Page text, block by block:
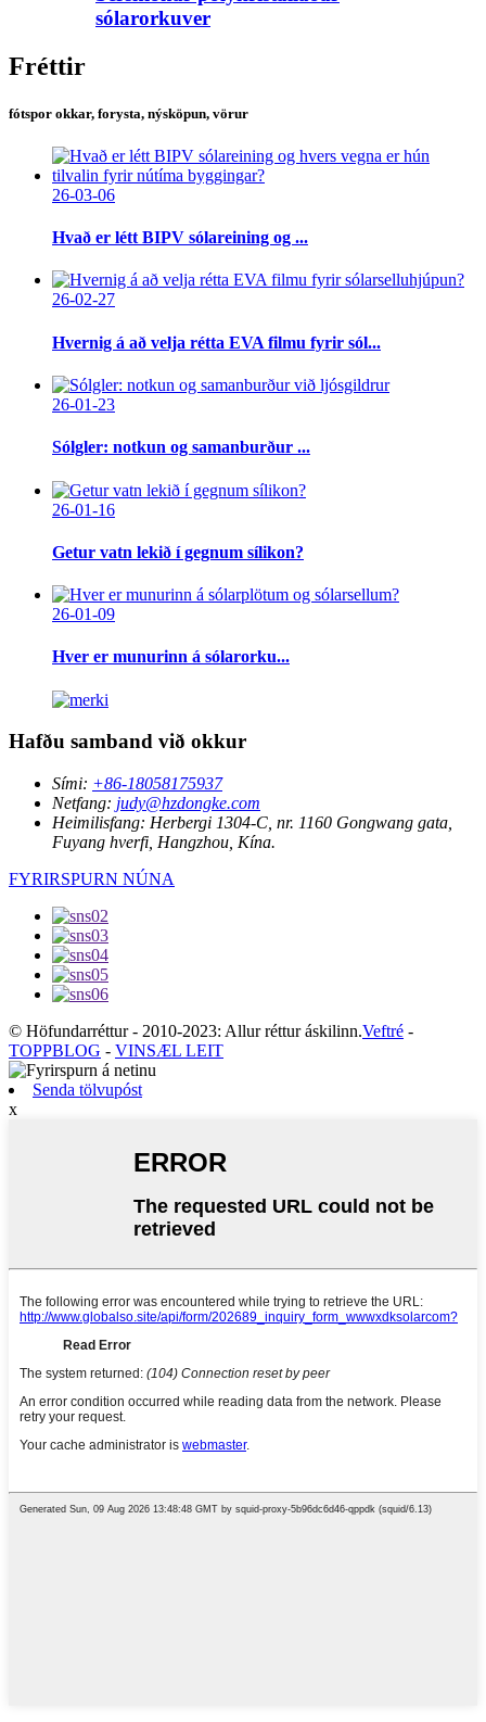
sólarorkuver
Fréttir
fótspor okkar, forysta, nýsköpun, vörur
26-03-06
Hvað er létt BIPV sólareining og ...
26-02-27
Hvernig á að velja rétta EVA filmu fyrir sól...
26-01-23
Sólgler: notkun og samanburður ...
26-01-16
Getur vatn lekið í gegnum sílikon?
26-01-09
Hver er munurinn á sólarorku...
Hafðu samband við okkur
Sími: +86-18058175937
Netfang: judy@hzdongke.com
Heimilisfang: Herbergi 1304-C, nr. 1160 Gongwang gata,
Fuyang hverfi, Hangzhou, Kína.
FYRIRSPURN NÚNA
© Höfundarréttur - 2010-2023: Allur réttur áskilinn.Veftré -
TOPPBLOG - VINSÆL LEIT
Senda tölvupóst
x